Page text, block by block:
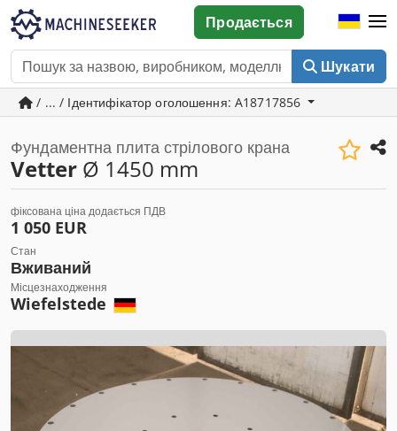
Шукати
Продається
/ ... / Ідентифікатор оголошення: A18717856
Фундаментна плита стрілового крана
Vetter Ø 1450 mm
фіксована ціна додається ПДВ
1 050 EUR
Стан
Вживаний
Місцезнаходження
Wiefelstede